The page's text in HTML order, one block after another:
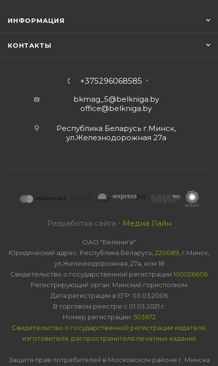
ИНФОРМАЦИЯ
КОНТАКТЫ
+375296068585
bkmag_5@belkniga.by
office@belkniga.by
Республика Беларусь г.Минск,
ул.Железнодорожная 27а
Разработка сайта - Медиа Лайн
ОАО "Белкнига"
Юридический адрес: Республика Беларусь, 220089 , г.Минск,
ул.Железнодорожная, 27а, ком 18
Свидетельство о государственной регистрации 100026606
Регистрирующий орган: Минский горисполком
Дата регистрации в ЕГР: 03.03.2006
В торговом реестре с 01.03.2021 г.
Номер регистрации: 503672
Свидетельство о государственной регистрации издателя,
изготовителя, распространителя печатных изданий
Защита прав потребителей в Московском районе г. Минска